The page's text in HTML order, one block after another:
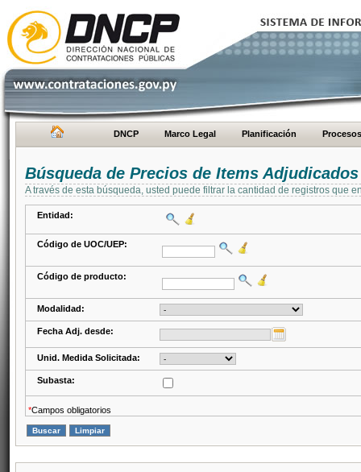
DNCP Marco Legal Planificación Procesos
Búsqueda de Precios de Items Adjudicados
A través de esta búsqueda, usted puede filtrar la cantidad de registros que
Entidad:
Código de UOC/UEP:
Código de producto:
Modalidad:
Fecha Adj. desde:
Unid. Medida Solicitada:
Subasta:
*Campos obligatorios